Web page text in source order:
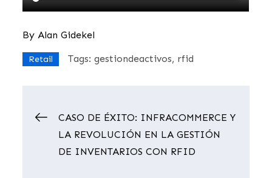
ByAlan Gidekel
Retail Tags:gestiondeactivos rfid
Navegación
de
CASO DE ÉXITO: INFRACOMMERCE Y
LA REVOLUCIÓN EN LA GESTIÓN
DE INVENTARIOS CON RFID